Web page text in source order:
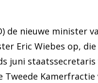
de nieuwe minister
Eric Wiebes op,
juni
Kamerfractie